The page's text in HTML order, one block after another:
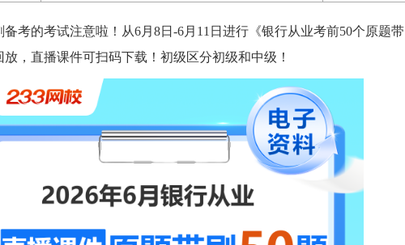
备考的考试注意啦！从6月8日-6月11日进行《银行从业考前50个原题带
放，直播课件可扫码下载！初级区分初级和中级！